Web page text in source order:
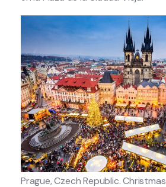
Prague, Czech Republic.